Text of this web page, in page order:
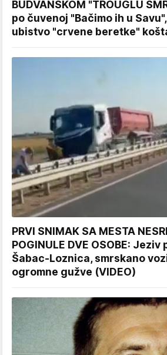
BUDVANSKOM "TROUGLU
po čuvenoj "Bačimo ih u
ubistvo "crvene beretke"
PRVI SNIMAK SA MESTA
POGINULE DVE OSOBE:
Šabac-Loznica, smrskano
ogromne gužve (VIDEO)